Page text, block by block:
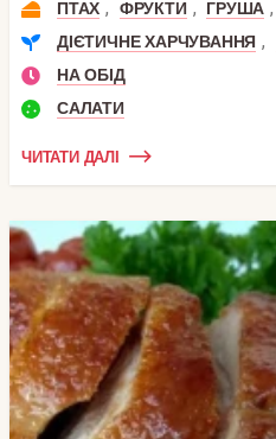
ПТАХ , ФРУКТИ , ГРУША ,
ДІЄТИЧНЕ ХАРЧУВАННЯ ,
НА ОБІД
САЛАТИ
ЧИТАТИ ДАЛІ